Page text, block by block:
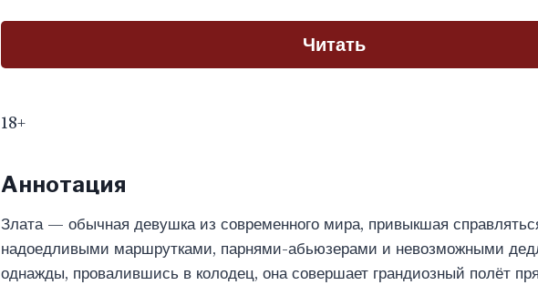
Читать
18+
Аннотация
Злата — обычная девушка из современного мира, привыкшая
надоедливыми маршрутками, парнями-абьюзерами и невозможными
однажды, провалившись в колодец, она совершает грандиозный полёт